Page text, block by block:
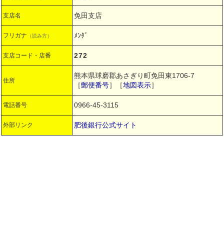
支店名 免田支店
フリガナ （読み方） ﾒﾝﾀﾞ
支店コード・店番 272
住所
熊本県球磨郡あさぎり町免田東1706-7
［郵便番号］［地図表示］
電話番号 0966-45-3115
外部リンク 肥後銀行公式サイト